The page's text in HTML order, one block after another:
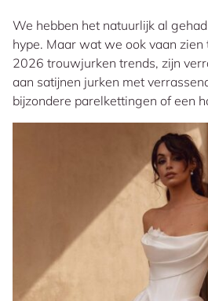
We hebben het natuurlijk al
hype. Maar wat we ook vaan zien
2026 trouwjurken trends, zijn
aan satijnen jurken met
bijzondere parelkettingen of een